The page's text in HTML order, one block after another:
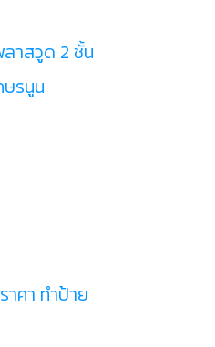
าสวูด 2 ชั้น
รนูน
าคา ทำป้าย